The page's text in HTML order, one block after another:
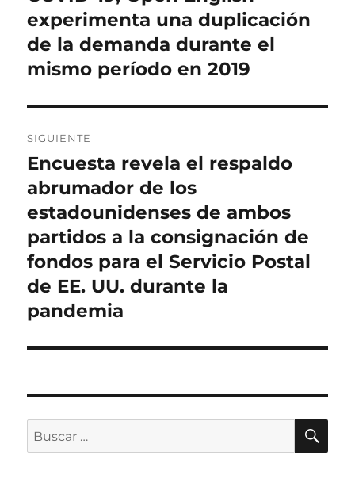
experimenta una duplicación
de la demanda durante el
mismo período en 2019
SIGUIENTE
Entrada
siguiente:
Encuesta revela el respaldo
abrumador de los
estadounidenses de ambos
partidos a la consignación de
fondos para el Servicio Postal
de EE. UU. durante la
pandemia
Buscar
por: